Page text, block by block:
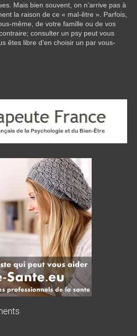
Mais bien souvent, on n’arrive pas à
la raison de ce « mal-être ». Parfois,
même, de votre famille ou de vos
consulter un psy peut vous
êtes libre d’en choisir un par vous-